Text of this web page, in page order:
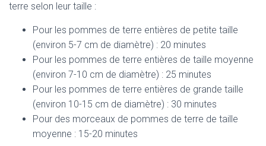
terre selon leur taille :
Pour les pommes de terre entières de petite taille
(environ 5-7 cm de diamètre) : 20 minutes
Pour les pommes de terre entières de taille moyenne
(environ 7-10 cm de diamètre) : 25 minutes
Pour les pommes de terre entières de grande taille
(environ 10-15 cm de diamètre) : 30 minutes
Pour des morceaux de pommes de terre de taille
moyenne : 15-20 minutes